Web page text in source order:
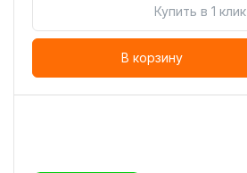
Купить в 1 клик
В корзину